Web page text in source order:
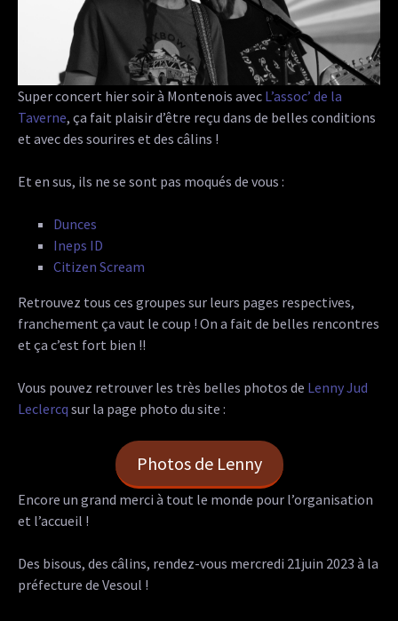
Super concert hier soir à Montenois avec L’assoc’ de la
Taverne, ça fait plaisir d’être reçu dans de belles conditions
et avec des sourires et des câlins !
Et en sus, ils ne se sont pas moqués de vous :
Dunces
Ineps ID
Citizen Scream
Retrouvez tous ces groupes sur leurs pages respectives,
franchement ça vaut le coup ! On a fait de belles rencontres
et ça c’est fort bien !!
Vous pouvez retrouver les très belles photos de Lenny Jud
Leclercq sur la page photo du site :
Photos de Lenny
Encore un grand merci à tout le monde pour l’organisation
et l’accueil !
Des bisous, des câlins, rendez-vous mercredi 21juin 2023 à la
préfecture de Vesoul !